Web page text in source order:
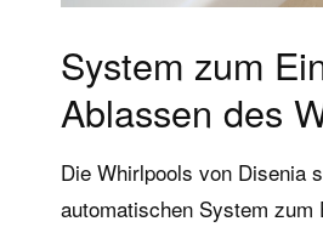
Produkte
Whirlpools
Wellness-Badewannen
Duschsäulen
System zum
Ablassen des
Die Whirlpools von Disenia
automatischen System zum